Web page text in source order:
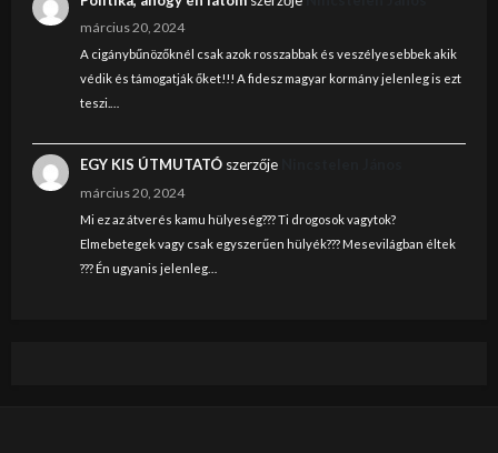
március 20, 2024
A cigánybűnözőknél csak azok rosszabbak és veszélyesebbek akik
védik és támogatják őket!!! A fidesz magyar kormány jelenleg is ezt
teszi.…
EGY KIS ÚTMUTATÓszerzője
március 20, 2024
Mi ez az átverés kamu hülyeség??? Ti drogosok vagytok?
Elmebetegek vagy csak egyszerűen hülyék??? Mesevilágban éltek
??? Én ugyanis jelenleg…